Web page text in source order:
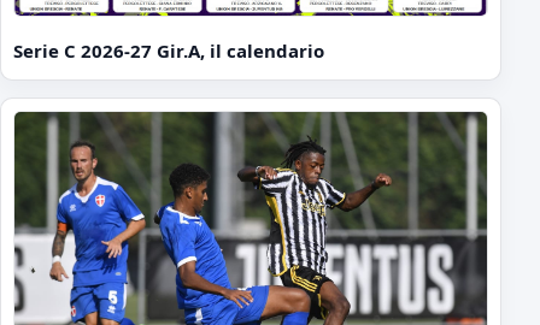
Serie C 2026-27 Gir.A, il calendario